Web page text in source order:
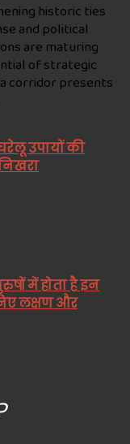
historic ties
and political
are maturing
of strategic
corridor presents
उपायों की
में होता है इन
लक्षण और